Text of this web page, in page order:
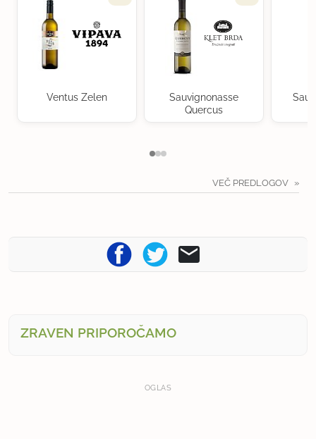
Ventus Zelen
Sauvignonasse
Quercus
VEČ PREDLOGOV
ZRAVEN PRIPOROČAMO
OGLAS